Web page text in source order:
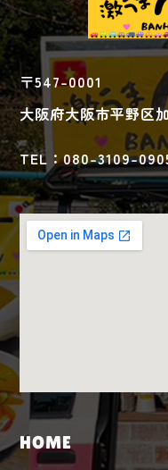
〒547-0001
大阪府大阪市平野区
TEL：080-3109-
HOME